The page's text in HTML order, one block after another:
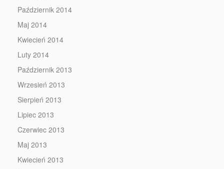
Październik 2014
Maj 2014
Kwiecień 2014
Luty 2014
Październik 2013
Wrzesień 2013
Sierpień 2013
Lipiec 2013
Czerwiec 2013
Maj 2013
Kwiecień 2013